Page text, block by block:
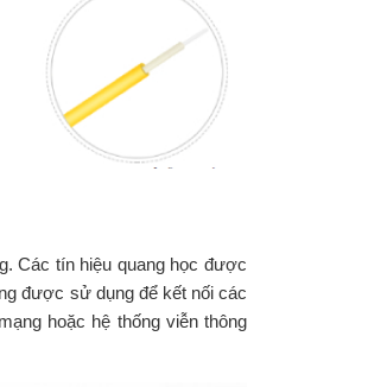
Các tín hiệu quang học được
được sử dụng để kết nối các
hoặc hệ thống viễn thông